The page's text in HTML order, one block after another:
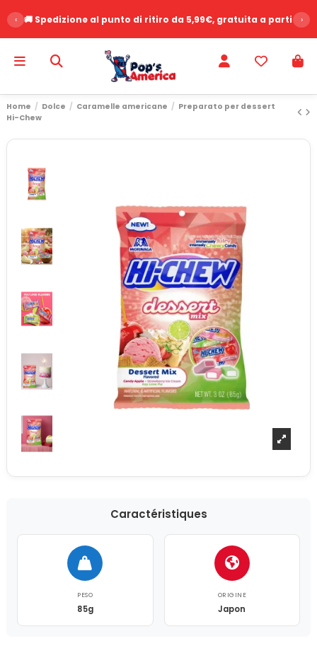
‹ 🚚 Spedizione al punto di ritiro da 5,99€, gratuita a partire›
Home Dolce Caramelle americane
Preparato per dessert
Hi-Chew
Caractéristiques
PESO
85g
ORIGINE
Japon